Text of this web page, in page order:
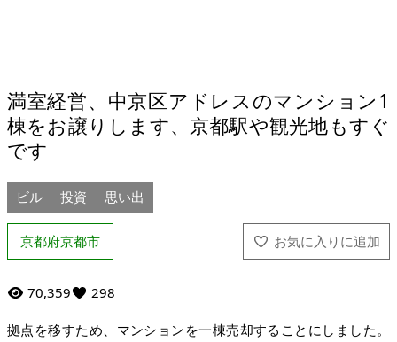
満室経営、中京区アドレスのマンション1
棟をお譲りします、京都駅や観光地もすぐ
です
ビル 投資 思い出
京都府京都市
70,359 298
拠点を移すため、マンションを一棟売却することにしました。